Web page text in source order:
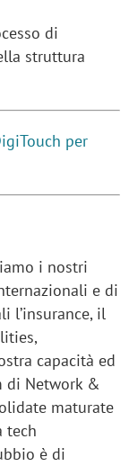
di
struttura
per
i nostri
e di
l’insurance, il
capacità ed
di Network &
maturate
tech
è di